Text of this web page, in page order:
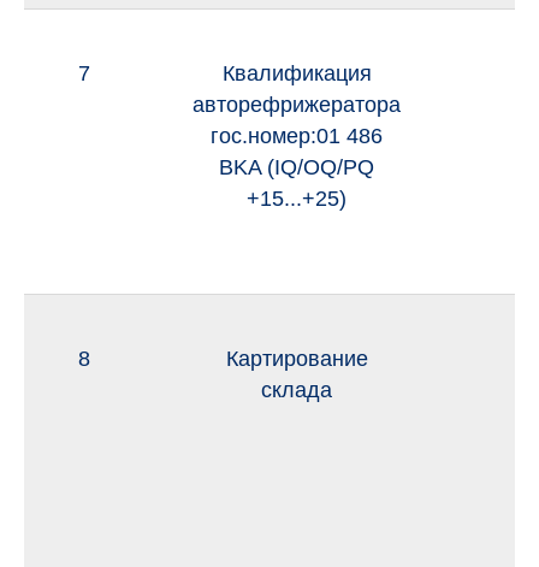
7
Квалификация
авторефрижератора
гос.номер:01 486
BKA (IQ/OQ/PQ
+15...+25)
8
Картирование
склада